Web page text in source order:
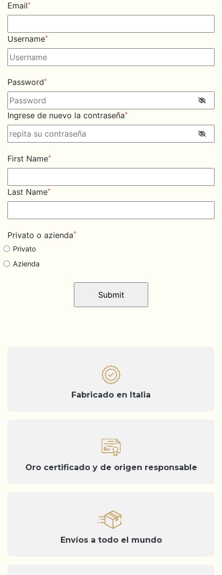
Email*
Username*
Password*
Ingrese de nuevo la contraseña*
First Name*
Last Name*
Privato o azienda*
Privato
Azienda
Fabricado en Italia
Oro certificado y de origen responsable
Envíos a todo el mundo